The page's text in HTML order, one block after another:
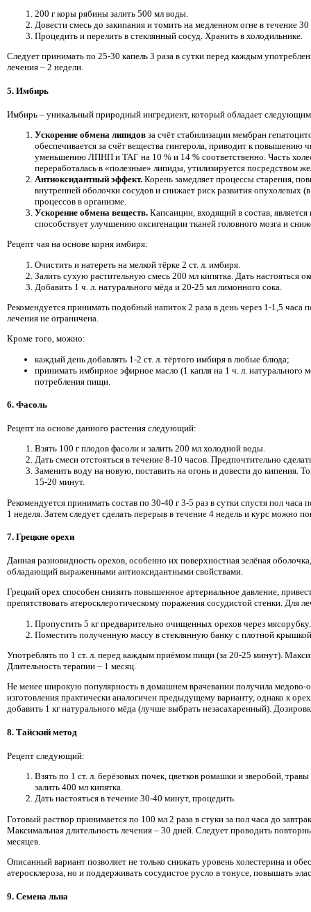
200 г коры рябины залить 500 мл воды.
Довести смесь до закипания и томить на медленном огне в течение
Процедить и перелить в стеклянный сосуд. Хранить в холодильнике.
Следует принимать по 25-30 капель 3 раза в сутки перед каждым
лечения – 2 недели.
5. Имбирь
Имбирь – уникальный природный ингредиент, который обладает
Ускорение обмена липидов за счёт стабилизации мембран
обеспечивается за счёт вещества гингерола, приводит к
уменьшению ЛПНП и ТАГ на 10 % и 14 % соответственно. Часть
переработалась в «полезные» липиды, утилизируется посредством
Антиоксидантный эффект. Корень замедляет процессы старения,
внутренней оболочки сосудов и снижает риск развития опухолевых
процессов в организме.
Ускорение обмена веществ. Капсаицин, входящий в состав,
способствует улучшению оксигенации тканей головного мозга и
Рецепт чая на основе корня имбиря:
Очистить и натереть на мелкой тёрке 2 ст. л. имбиря.
Залить сухую растительную смесь 200 мл кипятка. Дать настояться
Добавить 1 ч. л. натурального мёда и 20-25 мл лимонного сока.
Рекомендуется принимать подобный напиток 2 раза в день через 1-1,5 часа
лечения не ограничена.
Кроме того, можно:
каждый день добавлять 1-2 ст. л. тёртого имбиря в любые блюда;
принимать имбирное эфирное масло (1 капля на 1 ч. л. натурального
потребления пищи.
6. Фасоль
Рецепт на основе данного растения следующий:
Взять 100 г плодов фасоли и залить 200 мл холодной воды.
Дать смеси отстояться в течение 8-10 часов. Предпочтительно
Заменить воду на новую, поставить на огонь и довести до кипения.
15-20 минут.
Рекомендуется принимать состав по 30-40 г 3-5 раз в сутки спустя пол часа
1 неделя. Затем следует сделать перерыв в течение 4 недель и курс можно
7. Грецкие орехи
Данная разновидность орехов, особенно их поверхностная зелёная
обладающий выраженными антиоксидантными свойствами.
Грецкий орех способен снизить повышенное артериальное давление,
препятствовать атеросклеротическому поражения сосудистой стенки. Для
Пропустить 5 кг предварительно очищенных орехов через мясорубку.
Поместить полученную массу в стеклянную банку с плотной
Употреблять по 1 ст. л. перед каждым приёмом пищи (за 20-25 минут).
Длительность терапии – 1 месяц.
Не менее широкую популярность в домашнем врачевании получила медово-
изготовления практически аналогичен предыдущему варианту, однако к
добавить 1 кг натурального мёда (лучше выбрать незасахаренный).
8. Тайский метод
Рецепт следующий:
Взять по 1 ст. л. берёзовых почек, цветков ромашки и зверобой,
залить 400 мл кипятка.
Дать настояться в течение 30-40 минут, процедить.
Готовый раствор принимается по 100 мл 2 раза в стуки за пол часа до
Максимальная длительность лечения – 30 дней. Следует проводить
месяцев.
Описанный вариант позволяет не только снижать уровень холестерина и
атеросклероза, но и поддерживать сосудистое русло в тонусе, повышать
9. Семена льна